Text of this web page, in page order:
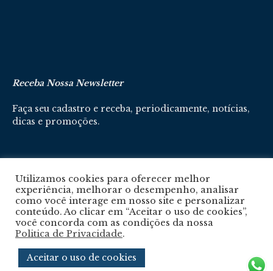
Receba Nossa Newsletter
Faça seu cadastro e receba, periodicamente, notícias,
dicas e promoções.
Cadastre-se aqui
Política De Privacidade
© 2024 © Revista Circuito. Todos os Direitos Reservados. Desenvolvido com
Utilizamos cookies para oferecer melhor
experiência, melhorar o desempenho, analisar
como você interage em nosso site e personalizar
conteúdo. Ao clicar em “Aceitar o uso de cookies”,
você concorda com as condições da nossa
Politica de Privacidade.
Aceitar o uso de cookies